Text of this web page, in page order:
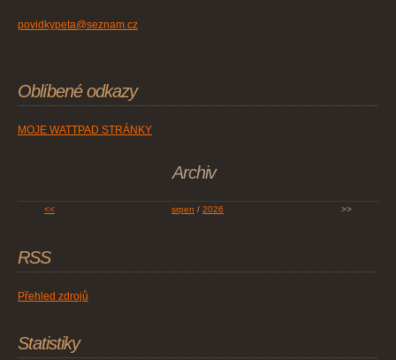
povidkypeta@seznam.cz
Oblíbené odkazy
MOJE WATTPAD STRÁNKY
Archiv
<< srpen / 2026 >>
RSS
Přehled zdrojů
Statistiky